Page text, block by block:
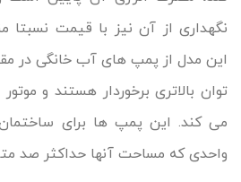
نگهداری از آن نیز با قیمت نسبتا
این مدل از پمپ های آب خانگی در
توان بالاتری برخوردار هستند و
می کند. این پمپ ها برای
واحدی که مساحت آنها حداکثر صد